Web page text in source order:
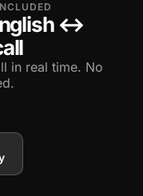
↔
in real time. No